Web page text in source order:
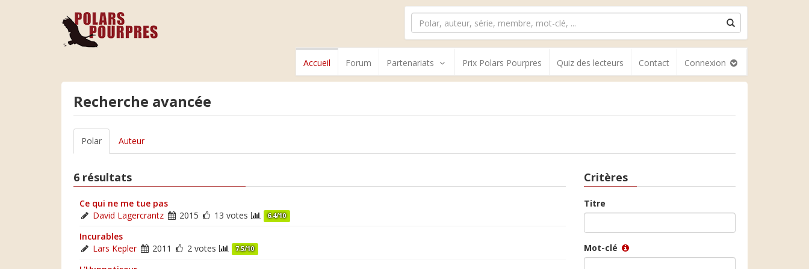
Accueil Forum Partenariats Prix Polars Pourpres Quiz des lecteurs Contact Connexion
Recherche avancée
Polar Auteur
6 résultats
Ce qui ne me tue pas
David Lagercrantz
2015 13 votes 6.4/10
Incurables
Lars Kepler
2011 2 votes 7.5/10
Critères
Titre
Mot-clé